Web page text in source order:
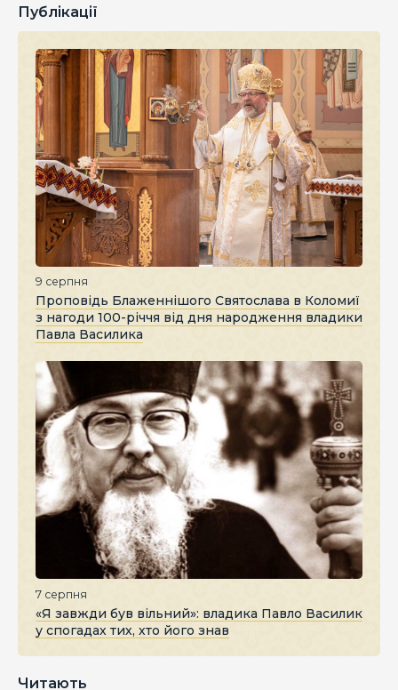
Публікації
9 серпня
Проповідь Блаженнішого Святослава в Коломиї
з нагоди 100-річчя від дня народження владики
Павла Василика
7 серпня
«Я завжди був вільний»: владика Павло Василик
у спогадах тих, хто його знав
Читають